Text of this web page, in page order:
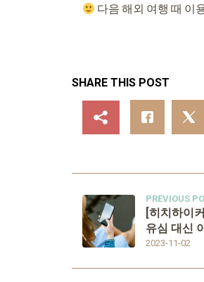
다음 해외 여행 때 이
SHARE THIS POST
PREVIOUS
2023-11-02
[히치하이
유심 대신